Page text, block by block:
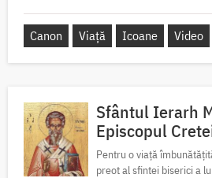
Canon Viață Icoane Video
Sfântul Ierarh
Episcopul
Pentru o viață
preot al sfintei biserici a